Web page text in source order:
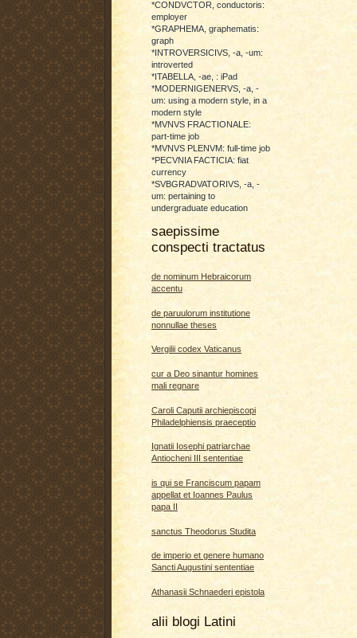
*CONDVCTOR, conductoris:
employer
*GRAPHEMA, graphematis:
graph
*INTROVERSICIVS, -a, -um:
introverted
*ITABELLA, -ae, : iPad
*MODERNIGENERVS, -a, -
um: using a modern style, in a
modern style
*MVNVS FRACTIONALE:
part-time job
*MVNVS PLENVM: full-time job
*PECVNIA FACTICIA: fiat
currency
*SVBGRADVATORIVS, -a, -
um: pertaining to
undergraduate education
saepissime
conspecti tractatus
de nominum Hebraicorum
accentu
de paruulorum institutione
nonnullae theses
Vergilii codex Vaticanus
cur a Deo sinantur homines
mali regnare
Caroli Caputii archiepiscopi
Philadelphiensis praeceptio
Ignatii Iosephi patriarchae
Antiocheni III sententiae
is qui se Franciscum papam
appellat et Ioannes Paulus
papa II
sanctus Theodorus Studita
de imperio et genere humano
Sancti Augustini sententiae
Athanasii Schnaederi epistola
alii blogi Latini